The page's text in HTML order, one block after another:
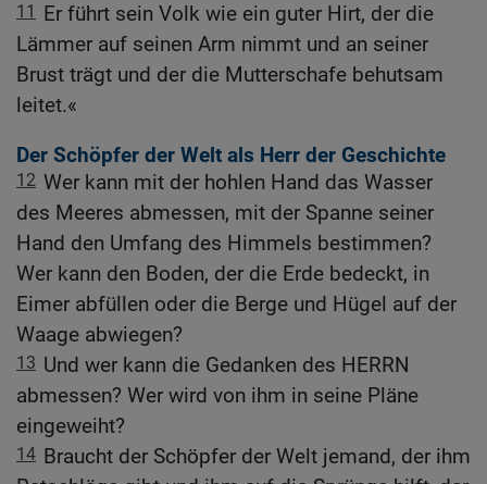
11
Er führt sein Volk wie ein guter Hirt, der die
Lämmer auf seinen Arm nimmt und an seiner
Brust trägt und der die Mutterschafe behutsam
leitet.«
Der Schöpfer der Welt als Herr der Geschichte
12 Wer kann mit der hohlen Hand das Wasser
des Meeres abmessen, mit der Spanne seiner
Hand den Umfang des Himmels bestimmen?
Wer kann den Boden, der die Erde bedeckt, in
Eimer abfüllen oder die Berge und Hügel auf der
Waage abwiegen?
13 Und wer kann die Gedanken des HERRN
abmessen? Wer wird von ihm in seine Pläne
eingeweiht?
14 Braucht der Schöpfer der Welt jemand, der ihm